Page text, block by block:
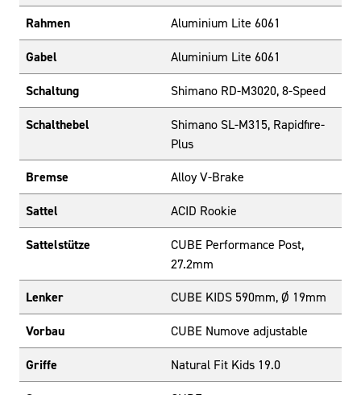
Rahmen Aluminium Lite 6061
Gabel Aluminium Lite 6061
Schaltung Shimano RD-M3020, 8-Speed
Schalthebel
Shimano SL-M315, Rapidfire-
Plus
Bremse Alloy V-Brake
Sattel ACID Rookie
Sattelstütze
CUBE Performance Post,
27.2mm
Lenker CUBE KIDS 590mm, Ø 19mm
Vorbau CUBE Numove adjustable
Griffe Natural Fit Kids 19.0